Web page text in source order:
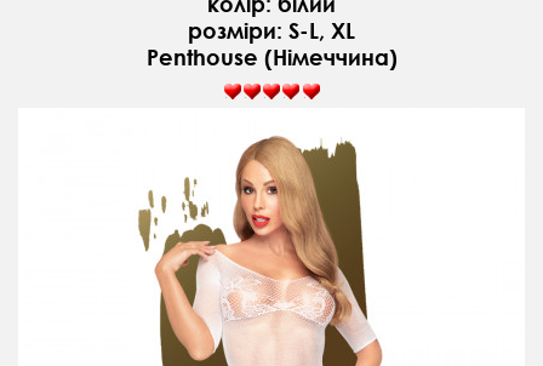
розміри: S-L, XL
Penthouse (Німеччина)